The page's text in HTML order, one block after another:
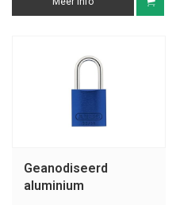
Geanodiseerd
aluminium